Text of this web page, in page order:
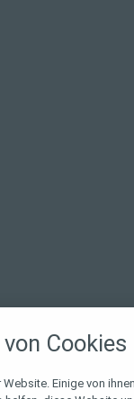
Cookies
Einige von
alle verwendeten
zu blockieren.